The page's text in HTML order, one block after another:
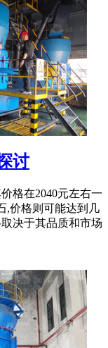
讨
格在2040元左右一
,价格则可能达到几
决于其品质和市场